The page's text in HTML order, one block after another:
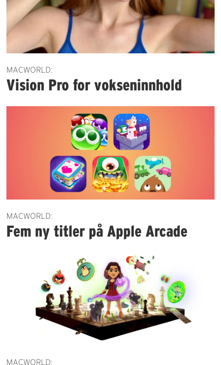
MACWORLD:
Vision Pro for vokseninnhold
MACWORLD:
Fem ny titler på Apple Arcade
MACWORLD: